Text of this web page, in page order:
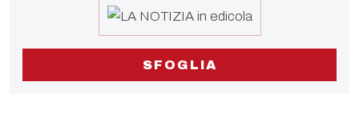
SFOGLIA